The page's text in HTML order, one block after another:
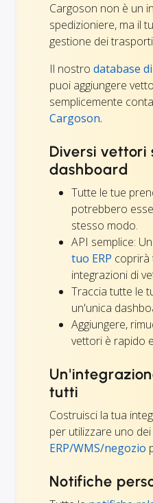
Cargoson non è un
spedizioniere, ma il
gestione dei
Il nostro database
puoi aggiungere
semplicemente
Cargoson.
Diversi vettori
dashboard
Tutte le tue
potrebbero
stesso modo.
API semplice:
tuo ERP coprirà
integrazioni di
Traccia tutte le
un'unica
Aggiungere,
vettori è rapido
tutti
Costruisci la tua
per utilizzare uno
ERP/WMS/negozio
Notifiche